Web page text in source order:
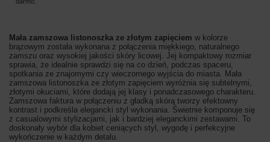
Mała zamszowa listonoszka ze złotym zapięciem w kolorze
brązowym została wykonana z połączenia miękkiego, naturalnego
zamszu oraz wysokiej jakości skóry licowej. Jej kompaktowy rozmiar
sprawia, że idealnie sprawdzi się na co dzień, podczas spaceru,
spotkania ze znajomymi czy wieczornego wyjścia do miasta. Mała
zamszowa listonoszka ze złotym zapięciem wyróżnia się subtelnymi,
złotymi okuciami, które dodają jej klasy i ponadczasowego charakteru.
Zamszowa faktura w połączeniu z gładką skórą tworzy efektowny
kontrast i podkreśla elegancki styl wykonania. Świetnie komponuje się
z casualowymi stylizacjami, jak i bardziej eleganckimi zestawami. To
doskonały wybór dla kobiet ceniących styl, wygodę i perfekcyjne
wykończenie w każdym detalu.